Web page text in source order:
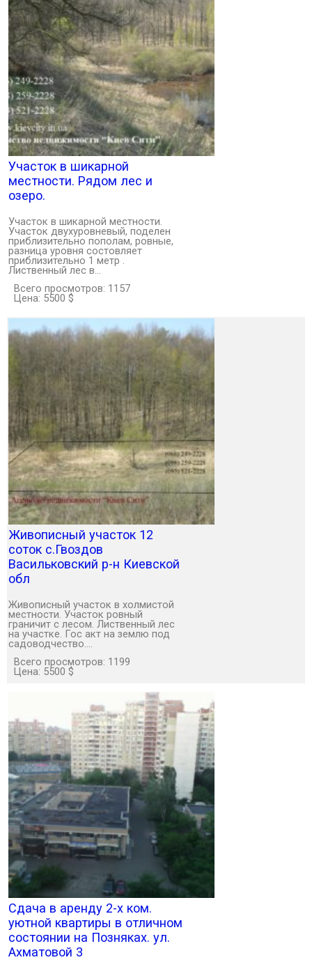
Участок в шикарной
местности. Рядом лес и
озеро.
Участок в шикарной местности.
Участок двухуровневый, поделен
приблизительно пополам, ровные,
разница уровня состовляет
приблизительно 1 метр .
Лиственный лес в…
Всего просмотров: 1157
Цена: 5500 $
Живописный участок 12
соток с.Гвоздов
Васильковский р-н Киевской
обл
Живописный участок в холмистой
местности. Участок ровный
граничит с лесом. Лиственный лес
на участке. Гос акт на землю под
садоводчество.…
Всего просмотров: 1199
Цена: 5500 $
Сдача в аренду 2-х ком.
уютной квартиры в отличном
состоянии на Позняках. ул.
Ахматовой 3